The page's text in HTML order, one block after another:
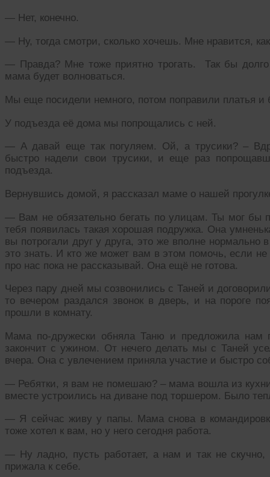
— Нет, конечно.
— Ну, тогда смотри, сколько хочешь. Мне нравится,
— Правда? Мне тоже приятно трогать. Так бы
мама будет волноваться.
Мы еще посидели немного, потом поправили платья
У подъезда её дома мы попрощались с ней.
— А давай еще так погуляем. Ой, а трусики? –
быстро надели свои трусики, и еще раз
подъезда.
Вернувшись домой, я рассказал маме о нашей
— Вам не обязательно бегать по улицам. Ты мог бы
тебя появилась такая хорошая подружка. Она
вы потрогали друг у друга, это же вполне
это знать. И кто же может вам в этом помочь, если
про нас пока не рассказывай. Она ещё не готова.
Через пару дней мы созвонились с Таней и
то вечером раздался звонок в дверь, и на пороге
прошли в комнату.
Мама по-дружески обняла Таню и предложила нам
закончит с ужином. От нечего делать мы с Таней
вчера. Она с увлечением приняла участие и быстро
— Ребятки, я вам не помешаю? – мама вошла из
вместе устроились на диване под торшером. Было
— Я сейчас живу у папы. Мама снова в
тоже хотел к вам, но у него сегодня работа.
— Ну ладно, пусть работает, а нам и так не
прижала к себе.